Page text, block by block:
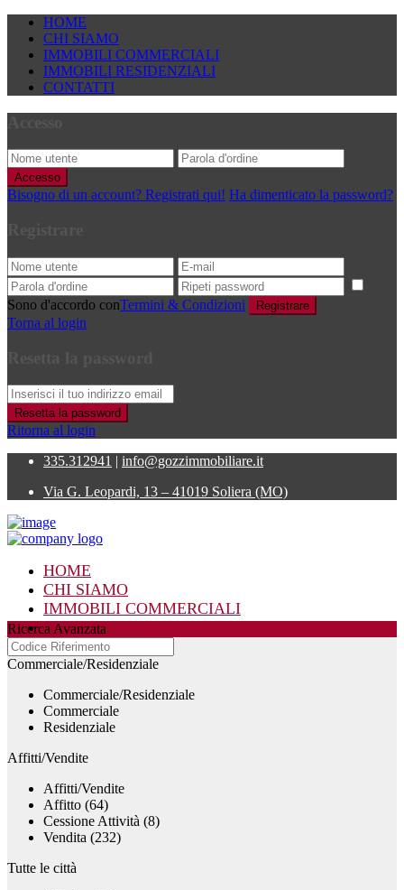
HOME
CHI SIAMO
IMMOBILI COMMERCIALI
IMMOBILI RESIDENZIALI
CONTATTI
Accesso
Bisogno di un account? Registrati qui! Ha dimenticato la password?
Sono d'accordo conTermini & Condizioni Registrare
Torna al login
Resetta la password
Ritorna al login
335.312941 | info@gozzimmobiliare.it
Via G. Leopardi, 13 – 41019 Soliera (MO)
HOME
CHI SIAMO
IMMOBILI COMMERCIALI
IMMOBILI RESIDENZIALI
CONTATTI
Ricerca Avanzata
Commerciale/Residenziale
Commerciale/Residenziale
Commerciale
Residenziale
Affitti/Vendite
Affitti/Vendite
Affitto (64)
Cessione Attività (8)
Vendita (232)
Tutte le città